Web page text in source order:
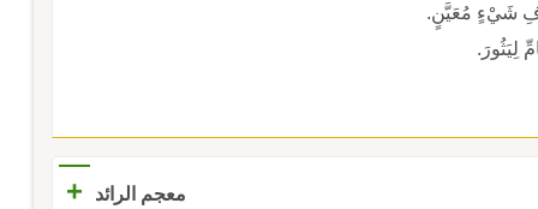
شَيْءٍ مُعَيَّنٍ.
معجم الرائد +